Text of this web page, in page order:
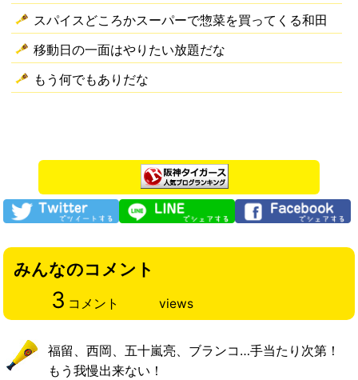
スパイスどころかスーパーで惣菜を買ってくる和田
移動日の一面はやりたい放題だな
もう何でもありだな
みんなのコメント
3 コメント views
福留、西岡、五十嵐亮、ブランコ…手当たり次第！
もう我慢出来ない！